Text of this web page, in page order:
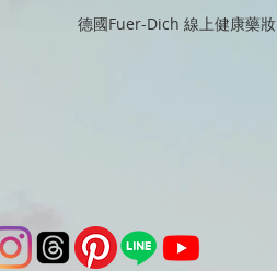
德國Fuer-Dich 線上健康藥妝